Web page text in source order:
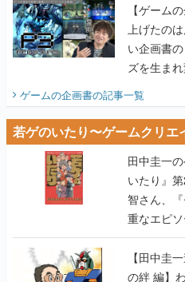
【ゲーム
上げたの
い企画書
ズを生ま
ゲームの企画書の記事一覧
若ゲのいたり〜ゲームクリエ
田中圭一
いたり』
智さん、
重なエピ
【田中圭一
の絆 編】